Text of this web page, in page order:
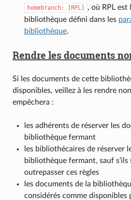
homebranch: [RPL]
, où RPL est
bibliothèque défini dans les
bibliothèque.
Rendre les documents
Si les documents de cette
disponibles, veillez à les rendre
empêchera :
les adhérents de réserver les
bibliothèque fermant
les bibliothécaires de réserver
bibliothèque fermant, sauf s’ils
outrepasser ces règles
les documents de la
considérés comme disponibles